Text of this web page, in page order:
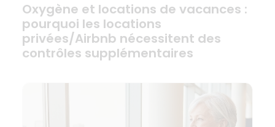
Oxygène et locations de vacances :
pourquoi les locations
privées/Airbnb nécessitent des
contrôles supplémentaires